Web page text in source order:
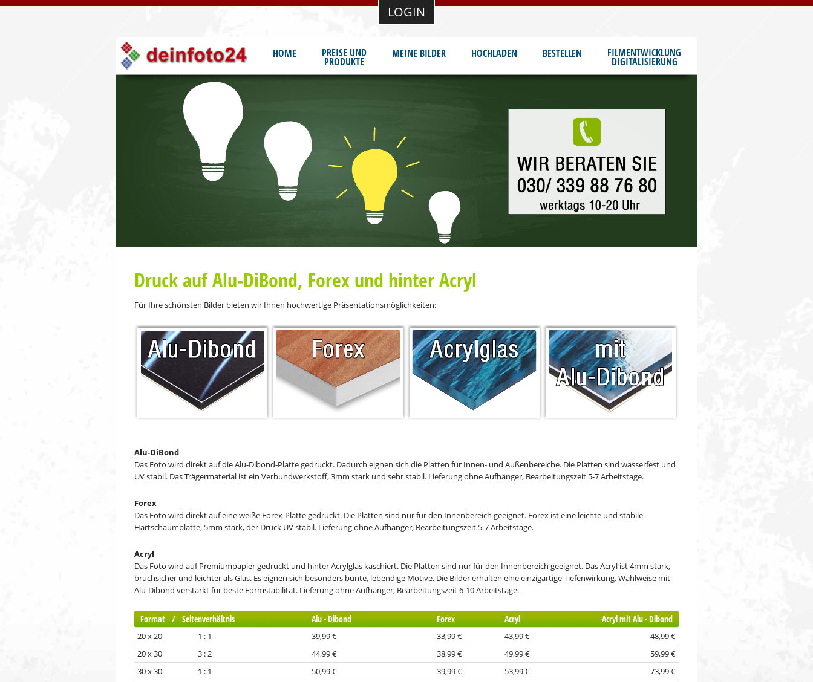
LOGIN
HOME PREISE UND
PRODUKTE
MEINE BILDER HOCHLADEN BESTELLEN FILMENTWICKLUNG
DIGITALISIERUNG
Druck auf Alu-DiBond, Forex und hinter Acryl
Für Ihre schönsten Bilder bieten wir Ihnen hochwertige Präsentationsmöglichkeiten:
Alu-DiBond
Das Foto wird direkt auf die Alu-Dibond-Platte gedruckt. Dadurch eignen sich die Platten für Innen- und Außenbereiche. Die Platten sind wasserfest und
UV stabil. Das Trägermaterial ist ein Verbundwerkstoff, 3mm stark und sehr stabil. Lieferung ohne Aufhänger, Bearbeitungszeit 5-7 Arbeitstage.
Forex
Das Foto wird direkt auf eine weiße Forex-Platte gedruckt. Die Platten sind nur für den Innenbereich geeignet. Forex ist eine leichte und stabile
Hartschaumplatte, 5mm stark, der Druck UV stabil. Lieferung ohne Aufhänger, Bearbeitungszeit 5-7 Arbeitstage.
Acryl
Das Foto wird auf Premiumpapier gedruckt und hinter Acrylglas kaschiert. Die Platten sind nur für den Innenbereich geeignet. Das Acryl ist 4mm stark,
bruchsicher und leichter als Glas. Es eignen sich besonders bunte, lebendige Motive. Die Bilder erhalten eine einzigartige Tiefenwirkung. Wahlweise mit
Alu-Dibond verstärkt für beste Formstabilität. Lieferung ohne Aufhänger, Bearbeitungszeit 6-10 Arbeitstage.
Format / Seitenverhältnis Alu - Dibond Forex Acryl Acryl mit Alu - Dibond
20 x 20 1 : 1 39,99 € 33,99 € 43,99 €
48,99 €
20 x 30 3 : 2
44,99 € 38,99 € 49,99 €
59,99 €
30 x 30 1 : 1
50,99 € 39,99 € 53,99 €
73,99 €